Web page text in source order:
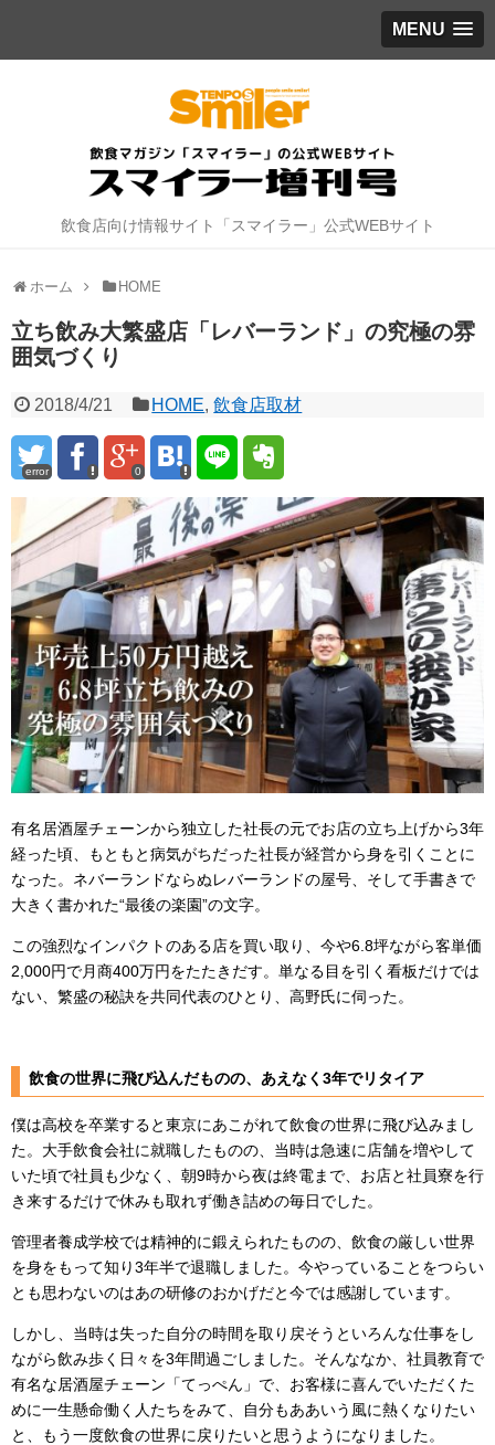
MENU
飲食店向け情報サイト「スマイラー」公式WEBサイト
ホーム HOME
立ち飲み大繁盛店「レバーランド」の究極の雰
囲気づくり
2018/4/21 HOME,飲食店取材
error 0
有名居酒屋チェーンから独立した社長の元でお店の立ち上げから3年
経った頃、もともと病気がちだった社長が経営から身を引くことに
なった。ネバーランドならぬレバーランドの屋号、そして手書きで
大きく書かれた“最後の楽園”の文字。
この強烈なインパクトのある店を買い取り、今や6.8坪ながら客単価
2,000円で月商400万円をたたきだす。単なる目を引く看板だけでは
ない、繁盛の秘訣を共同代表のひとり、高野氏に伺った。
飲食の世界に飛び込んだものの、あえなく3年でリタイア
僕は高校を卒業すると東京にあこがれて飲食の世界に飛び込みまし
た。大手飲食会社に就職したものの、当時は急速に店舗を増やして
いた頃で社員も少なく、朝9時から夜は終電まで、お店と社員寮を行
き来するだけで休みも取れず働き詰めの毎日でした。
管理者養成学校では精神的に鍛えられたものの、飲食の厳しい世界
を身をもって知り3年半で退職しました。今やっていることをつらい
とも思わないのはあの研修のおかげだと今では感謝しています。
しかし、当時は失った自分の時間を取り戻そうといろんな仕事をし
ながら飲み歩く日々を3年間過ごしました。そんななか、社員教育で
有名な居酒屋チェーン「てっぺん」で、お客様に喜んでいただくた
めに一生懸命働く人たちをみて、自分もああいう風に熱くなりたい
と、もう一度飲食の世界に戻りたいと思うようになりました。